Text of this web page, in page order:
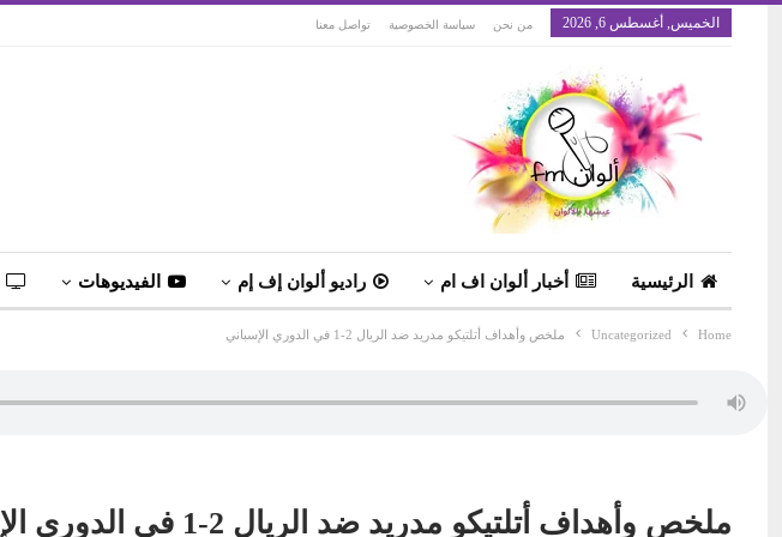
الخميس, أغسطس 6, 2026 من نحن سياسة الخصوصية تواصل معنا
الرئيسية أخبار ألوان اف ام راديو ألوان إف إم الفيديوهات
Home
Uncategorized ملخص وأهداف أتلتيكو مدريد ضد الريال 2-1 في الدوري الإسباني
ملخص وأهداف أتلتيكو مدريد ضد الريال 2-1 في الدوري الإسباني